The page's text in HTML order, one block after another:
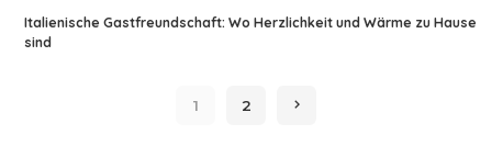
Italienische Gastfreundschaft: Wo Herzlichkeit und Wärme zu Hause
sind
1 2